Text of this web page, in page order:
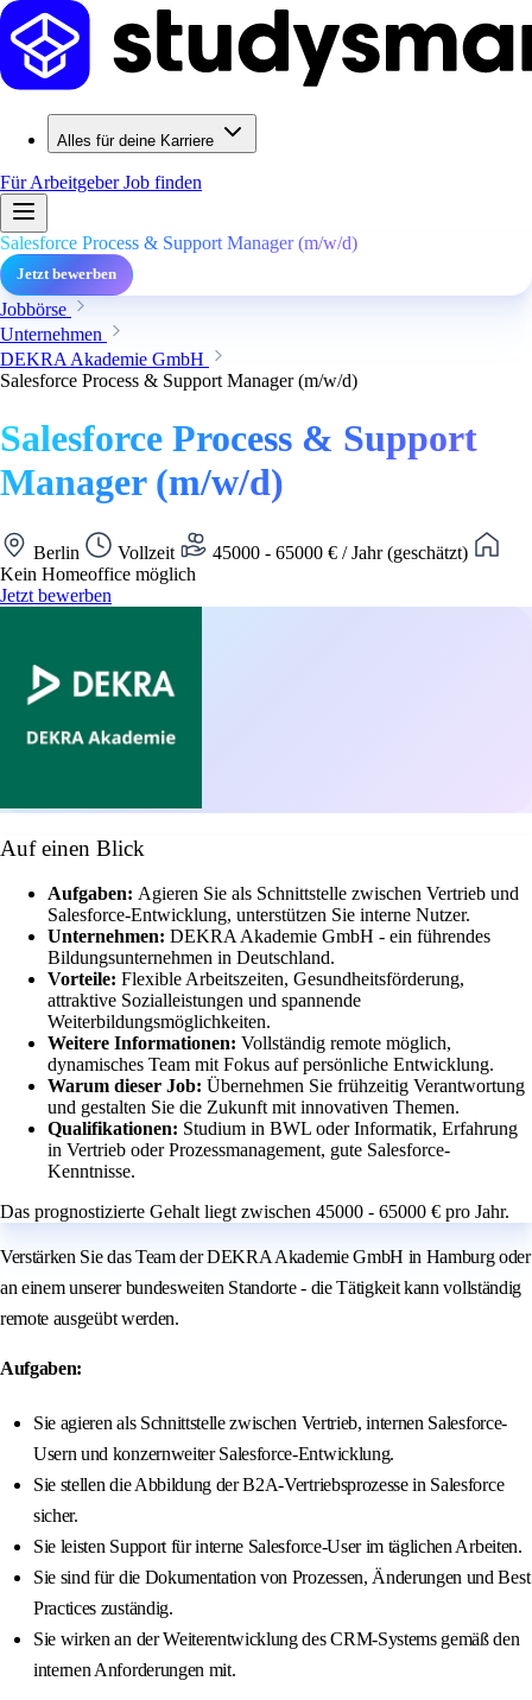
Alles für deine Karriere
Für ArbeitgeberJob finden
Salesforce Process & Support Manager (m/w/d)
Jetzt bewerben
Jobbörse
Unternehmen
DEKRA Akademie GmbH
Salesforce Process & Support Manager (m/w/d)
Salesforce Process & Support
Manager (m/w/d)
Berlin Vollzeit
45000 - 65000 € / Jahr (geschätzt)
Kein Homeoffice möglich
Jetzt bewerben
Auf einen Blick
Aufgaben: Agieren Sie als Schnittstelle zwischen Vertrieb und
Salesforce-Entwicklung, unterstützen Sie interne Nutzer.
Unternehmen: DEKRA Akademie GmbH - ein führendes
Bildungsunternehmen in Deutschland.
Vorteile: Flexible Arbeitszeiten, Gesundheitsförderung,
attraktive Sozialleistungen und spannende
Weiterbildungsmöglichkeiten.
Weitere Informationen: Vollständig remote möglich,
dynamisches Team mit Fokus auf persönliche Entwicklung.
Warum dieser Job: Übernehmen Sie frühzeitig Verantwortung
und gestalten Sie die Zukunft mit innovativen Themen.
Qualifikationen: Studium in BWL oder Informatik, Erfahrung
in Vertrieb oder Prozessmanagement, gute Salesforce-
Kenntnisse.
Das prognostizierte Gehalt liegt zwischen 45000 - 65000 € pro Jahr.
Verstärken Sie das Team der DEKRA Akademie GmbH in Hamburg oder
an einem unserer bundesweiten Standorte - die Tätigkeit kann vollständig
remote ausgeübt werden.
Aufgaben:
Sie agieren als Schnittstelle zwischen Vertrieb, internen Salesforce-
Usern und konzernweiter Salesforce-Entwicklung.
Sie stellen die Abbildung der B2A-Vertriebsprozesse in Salesforce
sicher.
Sie leisten Support für interne Salesforce-User im täglichen Arbeiten.
Sie sind für die Dokumentation von Prozessen, Änderungen und Best
Practices zuständig.
Sie wirken an der Weiterentwicklung des CRM-Systems gemäß den
internen Anforderungen mit.